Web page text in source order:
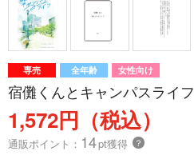
専売 全年齢 女性向け
宿儺くんとキャンパスライフ
1,572円（税込）
通販ポイント： 14pt獲得 ？